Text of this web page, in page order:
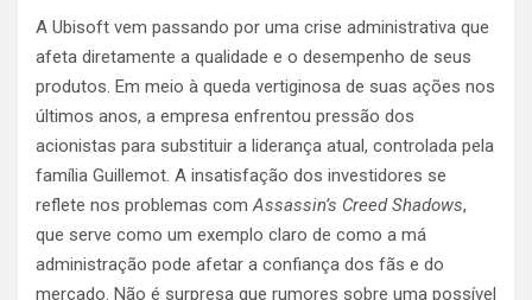
A Ubisoft vem passando por uma crise administrativa que
afeta diretamente a qualidade e o desempenho de seus
produtos. Em meio à queda vertiginosa de suas ações nos
últimos anos, a empresa enfrentou pressão dos
acionistas para substituir a liderança atual, controlada pela
família Guillemot. A insatisfação dos investidores se
reflete nos problemas comAssassin’s Creed Shadows,
que serve como um exemplo claro de como a má
administração pode afetar a confiança dos fãs e do
mercado. Não é surpresa que rumores sobre uma possível